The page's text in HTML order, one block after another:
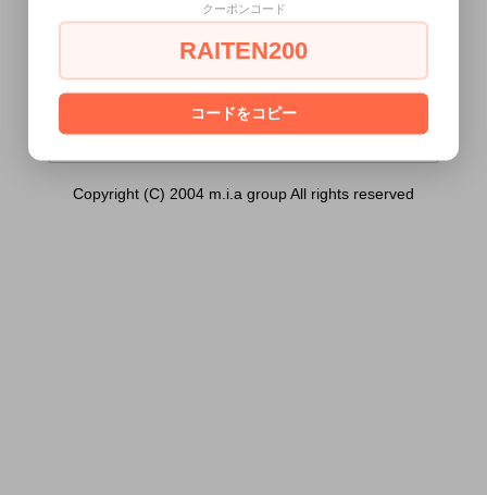
男性用調教貞操帶）は18歳未満の方には
[ はい ] [ いいえ ]
Copyright (C) 2004 m.i.a group All rights reserved
クーポンコード
RAITEN200
コードをコピー